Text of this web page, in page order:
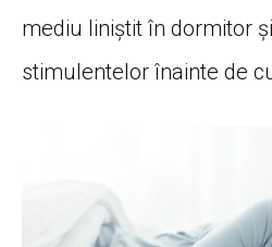
mediu liniștit în dormitor
stimulentelor înainte de